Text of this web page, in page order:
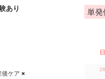
あり
後ケア
単発
日
26